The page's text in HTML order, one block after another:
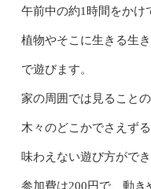
午前中の約1時間をかけ
植物やそこに生きる生
で遊びます。
家の周囲では見ること
木々のどこかでさえず
味わえない遊び方ができ
参加費は200円で、動